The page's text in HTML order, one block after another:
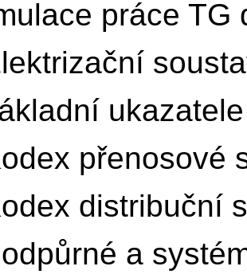
práce TG
přenosové
distribuční
a